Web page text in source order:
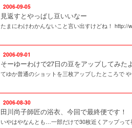
2006-09-05
見返すとやっぱし豆いいなー
たまにわけわかんないこと言い出すけどね！ http://
2006-09-01
そーゆーわけで27日の豆をアップしてみたよ
てゆか普通のショットを三枚アップしたところで
2006-08-30
田川尚子師匠の浴衣、今回で最終便です！
いやはやなんとも…一部だけで30枚近くアップっ